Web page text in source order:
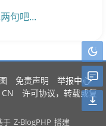
句吧...
免责声明 举报中心
许可协议，转载或复
于 Z-BlogPHP 搭建